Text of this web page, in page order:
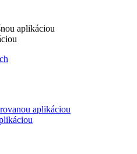
aplikáciou
aplikáciou